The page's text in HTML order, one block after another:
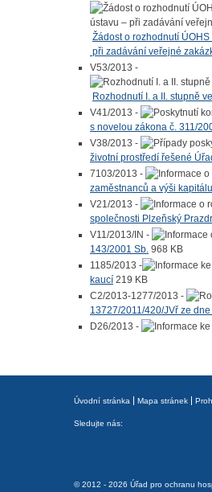
Žádost o rozhodnutí
při zadávání veřejné
V53/2013 -
Rozhodnutí I. a II. stupně
V41/2013 -
s novelou zákona č. 311/
V38/2013 -
životní prostředí řešené
7103/2013 -
zaměstnanců a výši
V21/2013 -
společnosti Plzeňský
V11/2013/IN -
143/2001 Sb. 968 KB
1185/2013 -
kaucí 219 KB
C2/2013-1277/2013 -
13727/2011/420/JVř ze dne
D26/2013 -
Úvodní stránka Mapa stránek
Sledujte nás:
© 2012 - 2026 Úřad pro ochranu